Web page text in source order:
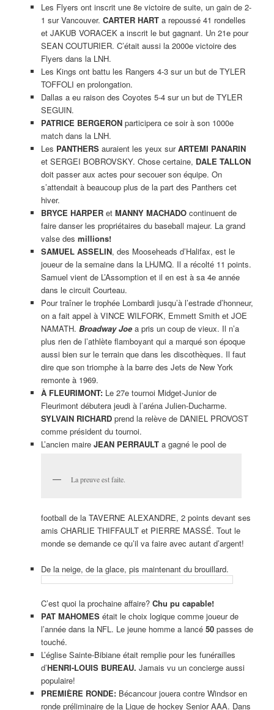
Les Flyers ont inscrit une 8e victoire de suite, un gain de 2-
1 sur Vancouver. CARTER HARTa repoussé 41 rondelles
et JAKUB VORACEK a inscrit le but gagnant. Un 21e pour
SEAN COUTURIER. C’était aussi la 2000e victoire des
Flyers dans la LNH.
Les Kings ont battu les Rangers 4-3 sur un but de TYLER
TOFFOLI en prolongation.
Dallas a eu raison des Coyotes 5-4 sur un but de TYLER
SEGUIN.
PATRICE BERGERONparticipera ce soir à son 1000e
match dans la LNH.
Les PANTHERSauraient les yeux surARTEMI PANARIN
et SERGEI BOBROVSKY. Chose certaine, DALE TALLON
doit passer aux actes pour secouer son équipe. On
s’attendait à beaucoup plus de la part des Panthers cet
hiver.
BRYCE HARPER et MANNY MACHADOcontinuent de
faire danser les propriétaires du baseball majeur. La grand
valse des millions!
SAMUEL ASSELIN, des Mooseheads d’Halifax, est le
joueur de la semaine dans la LHJMQ. Il a récolté 11 points.
Samuel vient de L’Assomption et il en est à sa 4e année
dans le circuit Courteau.
Pour traîner le trophée Lombardi jusqu’à l’estrade d’honneur,
on a fait appel à VINCE WILFORK, Emmett Smith et JOE
NAMATH. Broadway Joea pris un coup de vieux. Il n’a
plus rien de l’athlète flamboyant qui a marqué son époque
aussi bien sur le terrain que dans les discothèques. Il faut
dire que son triomphe à la barre des Jets de New York
remonte à 1969.
À FLEURIMONT: Le 27e tournoi Midget-Junior de
Fleurimont débutera jeudi à l’aréna Julien-Ducharme.
SYLVAIN RICHARDprend la relève de DANIEL PROVOST
comme président du tournoi.
L’ancien maire JEAN PERRAULTa gagné le pool de
La preuve est faite.
football de la TAVERNE ALEXANDRE, 2 points devant ses
amis CHARLIE THIFFAULT et PIERRE MASSÉ. Tout le
monde se demande ce qu’il va faire avec autant d’argent!
De la neige, de la glace, pis maintenant du brouillard.
C’est quoi la prochaine affaire? Chu pu capable!
PAT MAHOMES était le choix logique comme joueur de
l’année dans la NFL. Le jeune homme a lancé 50passes de
touché.
L’église Sainte-Bibiane était remplie pour les funérailles
d’HENRI-LOUIS BUREAU. Jamais vu un concierge aussi
populaire!
PREMIÈRE RONDE: Bécancour jouera contre Windsor en
ronde préliminaire de la Ligue de hockey Senior AAA. Dans